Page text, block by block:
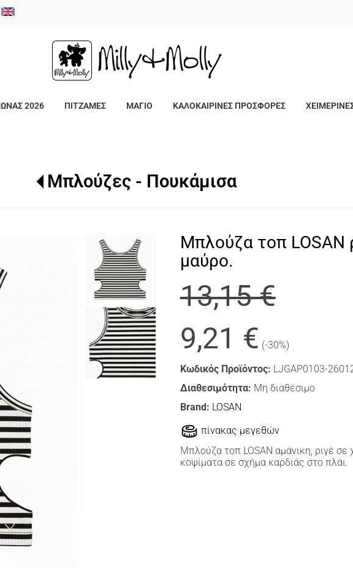
2026 ΠΙΤΖΑΜΕΣ ΜΑΓΙΟ ΚΑΛΟΚΑΙΡΙΝΕΣ ΠΡΟΣΦΟΡΕΣ
Μπλούζες - Πουκάμισα
Μπλούζα τοπ LOSAN
μαύρο.
13,15 €
9,21 € (-30%)
Κωδικός Προϊόντος: LJGAP0103-
Διαθεσιμότητα: Μη διαθέσιμο
Brand: LOSAN
πίνακας μεγεθών
Μπλούζα τοπ LOSAN αμάνικη, ριγέ
κοψίματα σε σχήμα καρδιάς στο πλάι.